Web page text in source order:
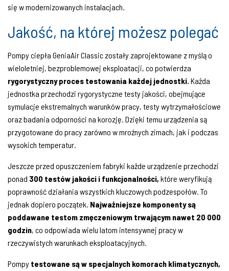
się w modernizowanych instalacjach.
Jakość, na której możesz polegać
Pompy ciepła GeniaAir Classic zostały zaprojektowane z myślą o
wieloletniej, bezproblemowej eksploatacji, co potwierdza
rygorystyczny proces testowania każdej jednostki. Każda
jednostka przechodzi rygorystyczne testy jakości, obejmujące
symulacje ekstremalnych warunków pracy, testy wytrzymałościowe
oraz badania odporności na korozję. Dzięki temu urządzenia są
przygotowane do pracy zarówno w mroźnych zimach, jak i podczas
wysokich temperatur.
Jeszcze przed opuszczeniem fabryki każde urządzenie przechodzi
ponad 300 testów jakości i funkcjonalności, które weryfikują
poprawność działania wszystkich kluczowych podzespołów. To
jednak dopiero początek. Najważniejsze komponenty są
poddawane testom zmęczeniowym trwającym nawet 20 000
godzin, co odpowiada wielu latom intensywnej pracy w
rzeczywistych warunkach eksploatacyjnych.
Pompy testowane są w specjalnych komorach klimatycznych,